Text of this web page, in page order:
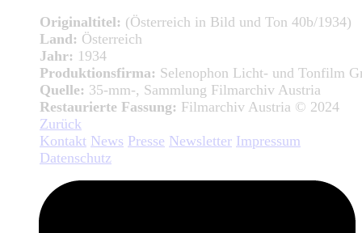
Originaltitel: (Österreich in Bild und Ton 40b/1934)
Land: Österreich
Jahr: 1934
Produktionsfirma: Selenophon Licht- und Tonfilm
Quelle: 35-mm-, Sammlung Filmarchiv Austria
Restaurierte Fassung: Filmarchiv Austria © 2024
Zurück
Kontakt News Presse Newsletter Impressum
Datenschutz